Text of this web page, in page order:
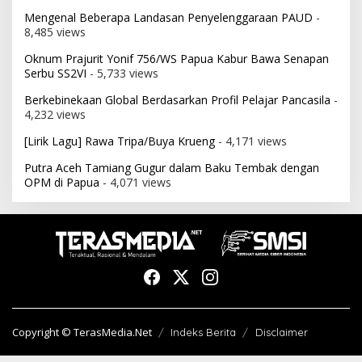
Mengenal Beberapa Landasan Penyelenggaraan PAUD -
8,485 views
Oknum Prajurit Yonif 756/WS Papua Kabur Bawa Senapan
Serbu SS2VI - 5,733 views
Berkebinekaan Global Berdasarkan Profil Pelajar Pancasila -
4,232 views
[Lirik Lagu] Rawa Tripa/Buya Krueng- 4,171 views
Putra Aceh Tamiang Gugur dalam Baku Tembak dengan
OPM di Papua - 4,071 views
Copyright © TerasMedia.Net Indeks Berita Disclaimer